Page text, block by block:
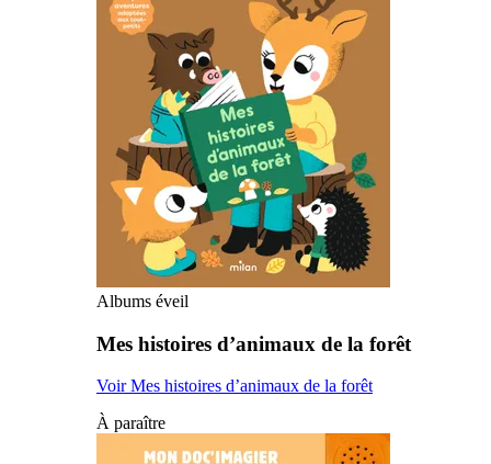
Albums éveil
Mes histoires d’animaux de la forêt
Voir Mes histoires d’animaux de la forêt
À paraître